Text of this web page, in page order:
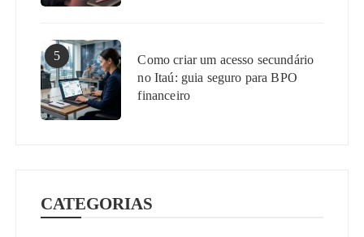
5
Como criar um acesso secundário
no Itaú: guia seguro para BPO
financeiro
CATEGORIAS